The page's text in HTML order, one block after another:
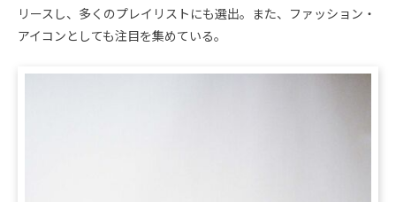
リースし、多くのプレイリストにも選出。また、ファッション・
アイコンとしても注目を集めている。